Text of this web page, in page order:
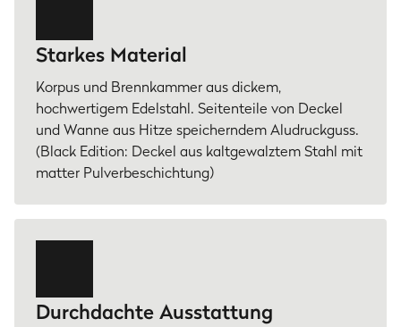
Starkes Material
Korpus und Brennkammer aus dickem,
hochwertigem Edelstahl. Seitenteile von Deckel
und Wanne aus Hitze speicherndem Aludruckguss.
(Black Edition: Deckel aus kaltgewalztem Stahl mit
matter Pulverbeschichtung)
Durchdachte Ausstattung